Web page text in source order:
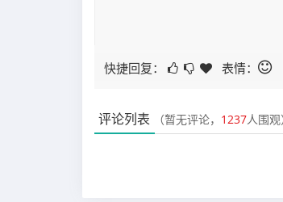
快捷回复： 表情：
评论列表 （暂无评论， 1237人围观